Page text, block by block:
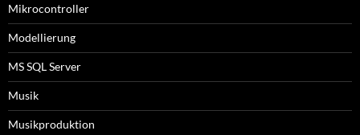
Mikrocontroller
Modellierung
MS SQL Server
Musik
Musikproduktion